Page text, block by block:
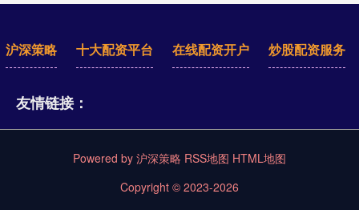
沪深策略 十大配资平台 在线配资开户 炒股配资服务
友情链接：
Powered by 沪深策略 RSS地图 HTML地图
Copyright © 2023-2026